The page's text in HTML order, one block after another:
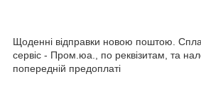
Щоденні відправки новою поштою.
сервіс - Пром.юа., по реквізитам, та
попередній предоплаті